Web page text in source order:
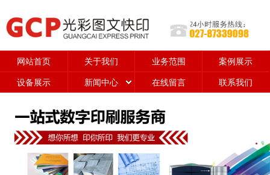
网站首页 关于我们 业务范围 案例展示
设备展示 新闻中心 在线留言 联系我们